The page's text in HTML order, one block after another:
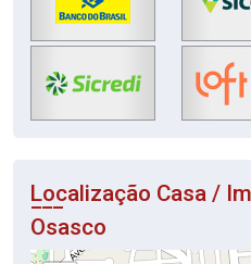
Localização Casa /
Osasco